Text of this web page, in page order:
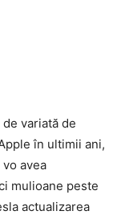
variată de
în ultimii ani,
avea
mulioane peste
actualizarea